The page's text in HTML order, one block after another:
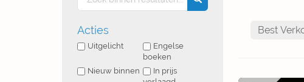
Acties
Uitgelicht
Engelse
boeken
Nieuw binnen
In prijs